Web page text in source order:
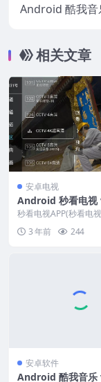
Android 酷我音
相关文章
安卓电视
Android 秒看电视
视TV盒子版
秒看电视APP(秒看电
款免费无广告的智能电
电视直播软件,...
3 年前 244
安卓软件
Android 酷我音乐